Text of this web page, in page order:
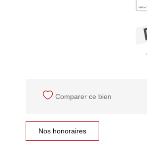
Comparer ce bien
Nos honoraires